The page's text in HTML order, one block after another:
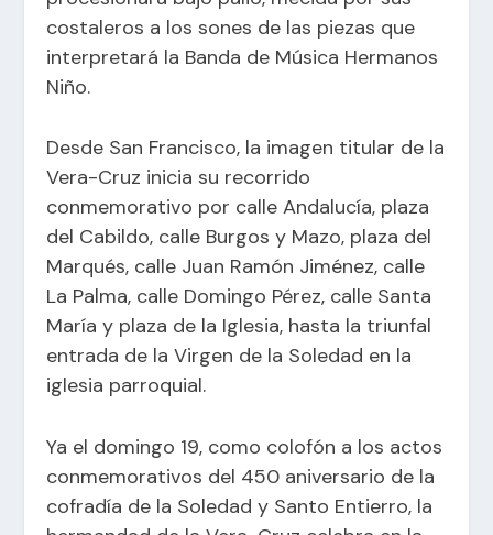
costaleros a los sones de las piezas que
interpretará la Banda de Música Hermanos
Niño.
Desde San Francisco, la imagen titular de la
Vera-Cruz inicia su recorrido
conmemorativo por calle Andalucía, plaza
del Cabildo, calle Burgos y Mazo, plaza del
Marqués, calle Juan Ramón Jiménez, calle
La Palma, calle Domingo Pérez, calle Santa
María y plaza de la Iglesia, hasta la triunfal
entrada de la Virgen de la Soledad en la
iglesia parroquial.
Ya el domingo 19, como colofón a los actos
conmemorativos del 450 aniversario de la
cofradía de la Soledad y Santo Entierro, la